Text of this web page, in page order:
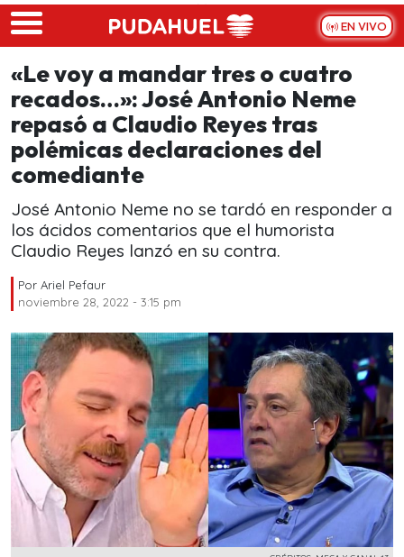
Skip to main content
EN VIVO
«Le voy a mandar tres o cuatro
recados…»: José Antonio Neme
repasó a Claudio Reyes tras
polémicas declaraciones del
comediante
José Antonio Neme no se tardó en responder a
los ácidos comentarios que el humorista
Claudio Reyes lanzó en su contra.
Por Ariel Pefaur
noviembre 28, 2022 - 3:15 pm